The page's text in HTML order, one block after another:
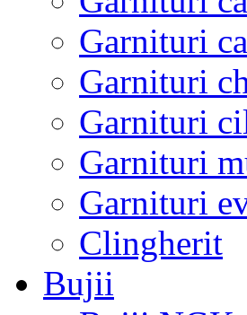
Garnituri
Garnituri
Garnituri
Garnituri
Garnituri
Clingherit
Bujii